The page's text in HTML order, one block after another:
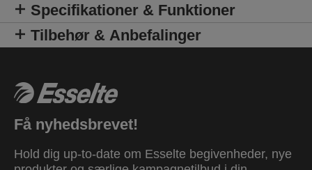
Specifikationer & Funktioner
Tilbehør & Anbefalinger
Få nyhedsbrevet!
Hold dig up-to-date om Esselte begivenheder, nye